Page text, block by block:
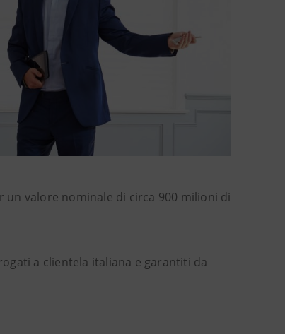
valore nominale di circa 900 milioni di
a clientela italiana e garantiti da